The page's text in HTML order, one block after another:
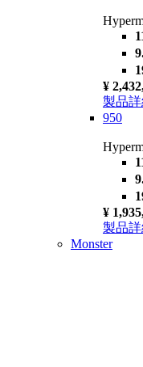
¥
製品
950
¥
製品
Monster